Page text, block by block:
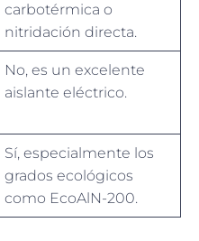
carbotérmica o
nitridación directa.
No, es un excelente
aislante eléctrico.
Sí, especialmente los
grados ecológicos
como EcoAlN-200.